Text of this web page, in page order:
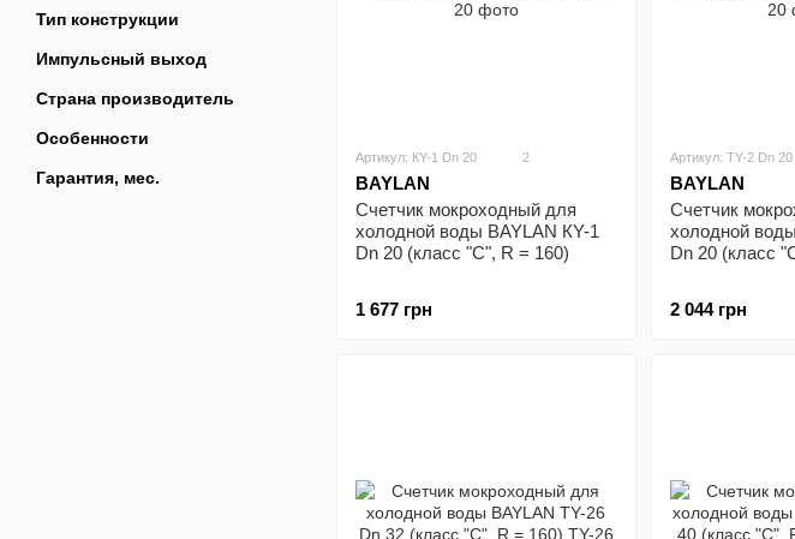
Артикул: КY-1 Dn 20 2
BAYLAN
Счетчик мокроходный для
холодной воды BAYLAN КY-1
Dn 20 (класс "С", R = 160)
1 677 грн
Артикул: ТY-2 Dn 20
BAYLAN
Счетчик
холодной
Dn 20 (класс
2 044 грн
Тип конструкции
Импульсный выход
Страна производитель
Особенности
Гарантия, мес.